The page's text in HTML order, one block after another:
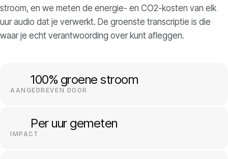
stroom, en we meten de energie- en CO2-kosten van elk
uur audio dat je verwerkt. De groenste transcriptie is die
waar je echt verantwoording over kunt afleggen.
AANGEDREVEN DOOR
100% groene stroom
IMPACT
Per uur gemeten